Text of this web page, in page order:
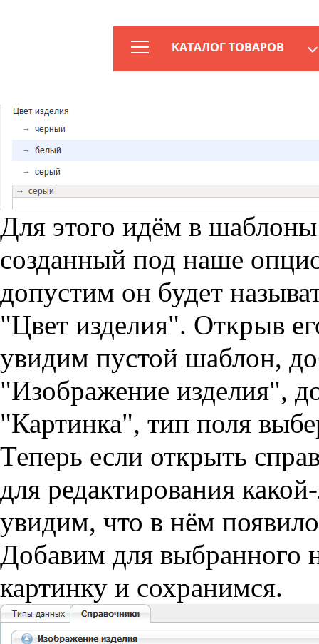
Для этого идём в
созданный под наше
допустим он будет
"Цвет изделия". Открыв
увидим пустой шаблон,
"Изображение изделия",
"Картинка", тип поля
Теперь если открыть
для редактирования
увидим, что в нём
Добавим для выбранного
картинку и сохранимся.